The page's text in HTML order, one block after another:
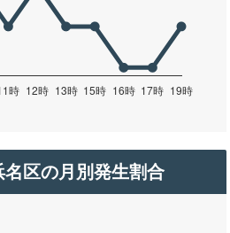
区の月別発生割合